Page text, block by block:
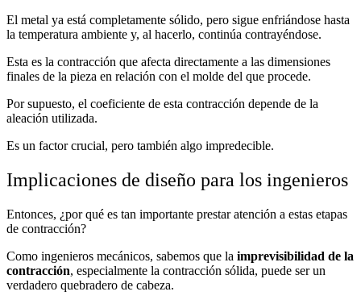
El metal ya está completamente sólido, pero sigue enfriándose hasta
la temperatura ambiente y, al hacerlo, continúa contrayéndose.
Esta es la contracción que afecta directamente a las dimensiones
finales de la pieza en relación con el molde del que procede.
Por supuesto, el coeficiente de esta contracción depende de la
aleación utilizada.
Es un factor crucial, pero también algo impredecible.
Implicaciones de diseño para los ingenieros
Entonces, ¿por qué es tan importante prestar atención a estas etapas
de contracción?
Como ingenieros mecánicos, sabemos que la imprevisibilidad de la
contracción, especialmente la contracción sólida, puede ser un
verdadero quebradero de cabeza.